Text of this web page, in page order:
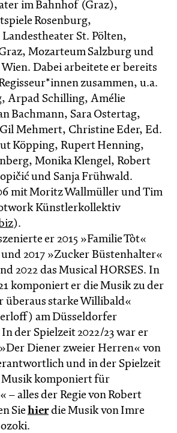
im Bahnhof (Graz),
Rosenburg,
St. Pölten,
Mozarteum Salzburg und
Dabei arbeitete er bereits
zusammen, u.a.
Arpad Schilling, Amélie
Bachmann, Sara Ostertag,
Mehmert, Christine Eder, Ed.
Köpping, Rupert Henning,
Monika Klengel, Robert
und Sanja Frühwald.
mit Moritz Wallmüller und Tim
Künstlerkollektiv
).
er 2015 »Familie Tòt«
2017 »Zucker Büstenhalter«
2022 das Musical HORSES. In
komponiert er die Musik zu der
überaus starke Willibald«
am Düsseldorfer
der Spielzeit 2022/23 war er
Diener zweier Herren« von
und in der Spielzeit
Musik komponiert für
– alles der Regie von Robert
Sie hier die Musik von Imre